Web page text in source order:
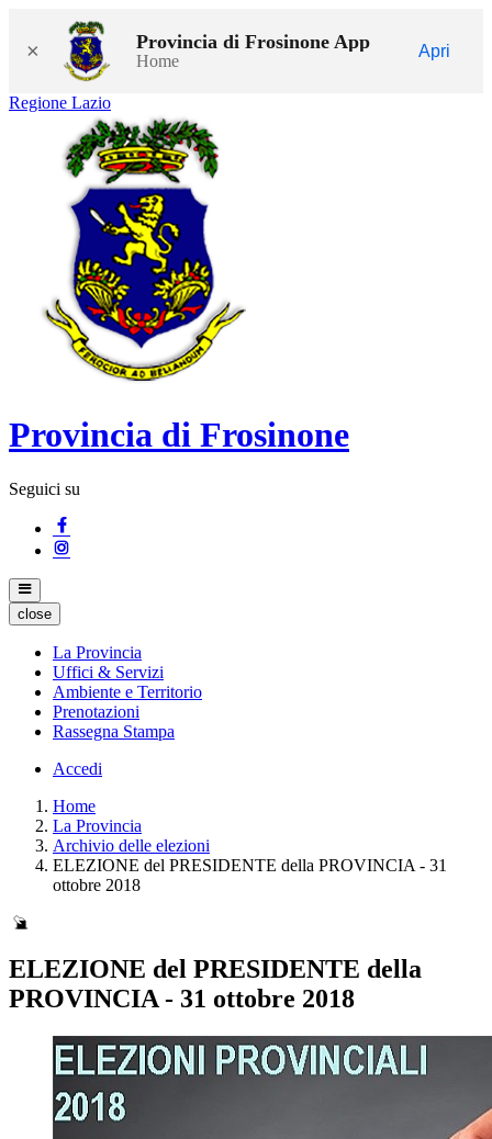
× Provincia di Frosinone App
Home
Apri
Regione Lazio
Provincia di Frosinone
Seguici su
close
La Provincia
Uffici & Servizi
Ambiente e Territorio
Prenotazioni
Rassegna Stampa
Accedi
Home
La Provincia
Archivio delle elezioni
ELEZIONE del PRESIDENTE della PROVINCIA - 31
ottobre 2018
ELEZIONE del PRESIDENTE della
PROVINCIA - 31 ottobre 2018